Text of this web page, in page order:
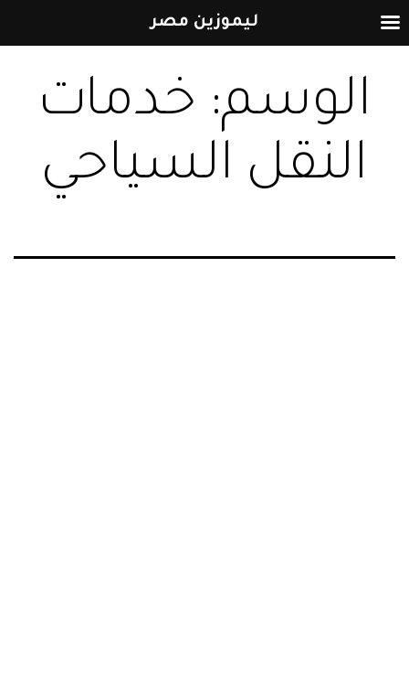
إلى
الوسم: خدمات
النقل السياحي
ليموزين مصر